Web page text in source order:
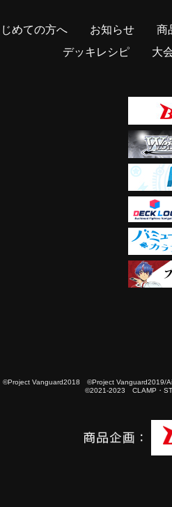
めての方へ お知らせ 商
デッキレシピ
大
Vanguard2018 ©Project Vanguard2019/
©2021-2023 CLAMP・